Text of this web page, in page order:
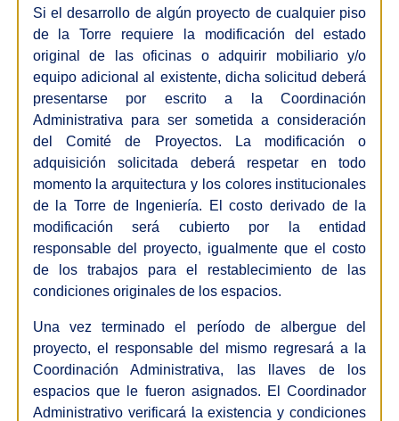
Si el desarrollo de algún proyecto de cualquier piso
de la Torre requiere la modificación del estado
original de las oficinas o adquirir mobiliario y/o
equipo adicional al existente, dicha solicitud deberá
presentarse por escrito a la Coordinación
Administrativa para ser sometida a consideración
del Comité de Proyectos. La modificación o
adquisición solicitada deberá respetar en todo
momento la arquitectura y los colores institucionales
de la Torre de Ingeniería. El costo derivado de la
modificación será cubierto por la entidad
responsable del proyecto, igualmente que el costo
de los trabajos para el restablecimiento de las
condiciones originales de los espacios.
Una vez terminado el período de albergue del
proyecto, el responsable del mismo regresará a la
Coordinación Administrativa, las llaves de los
espacios que le fueron asignados. El Coordinador
Administrativo verificará la existencia y condiciones